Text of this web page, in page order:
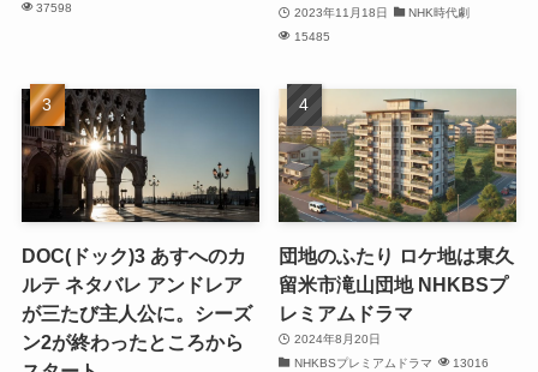
37598
2023年11月18日
NHK時代劇
15485
DOC(ドック)3 あすへのカ
ルテ ネタバレ アンドレア
が三たび主人公に。シーズ
ン2が終わったところから
団地のふたり ロケ地は東久
留米市滝山団地 NHKBSプ
レミアムドラマ
2024年8月20日
NHKBSプレミアムドラマ
13016